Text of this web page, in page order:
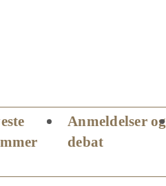
Anmeldelser og
debat